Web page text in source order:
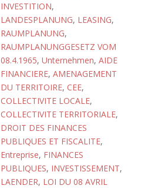
INVESTITION,
LANDESPLANUNG, LEASING,
RAUMPLANUNG,
RAUMPLANUNGGESETZ VOM
08.4.1965, Unternehmen, AIDE
FINANCIERE, AMENAGEMENT
DU TERRITOIRE, CEE,
COLLECTIVITE LOCALE,
COLLECTIVITE TERRITORIALE,
DROIT DES FINANCES
PUBLIQUES ET FISCALITE,
Entreprise, FINANCES
PUBLIQUES, INVESTISSEMENT,
LAENDER, LOI DU 08 AVRIL